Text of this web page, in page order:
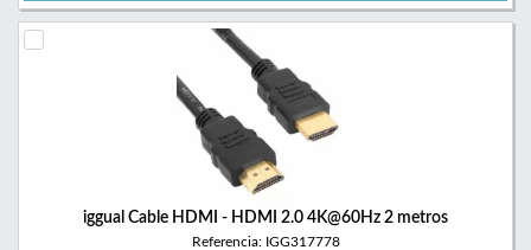
iggual Cable HDMI - HDMI 2.0 4K@60Hz 2 metros
Referencia: IGG317778